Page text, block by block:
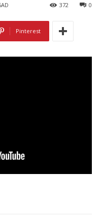
0
372
Pinterest